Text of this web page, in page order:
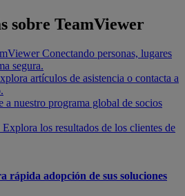
sobre TeamViewer
Conectando personas, lugares
segura.
artículos de asistencia o contacta a
a nuestro programa global de socios
Explora los resultados de los clientes de
rápida adopción de sus soluciones